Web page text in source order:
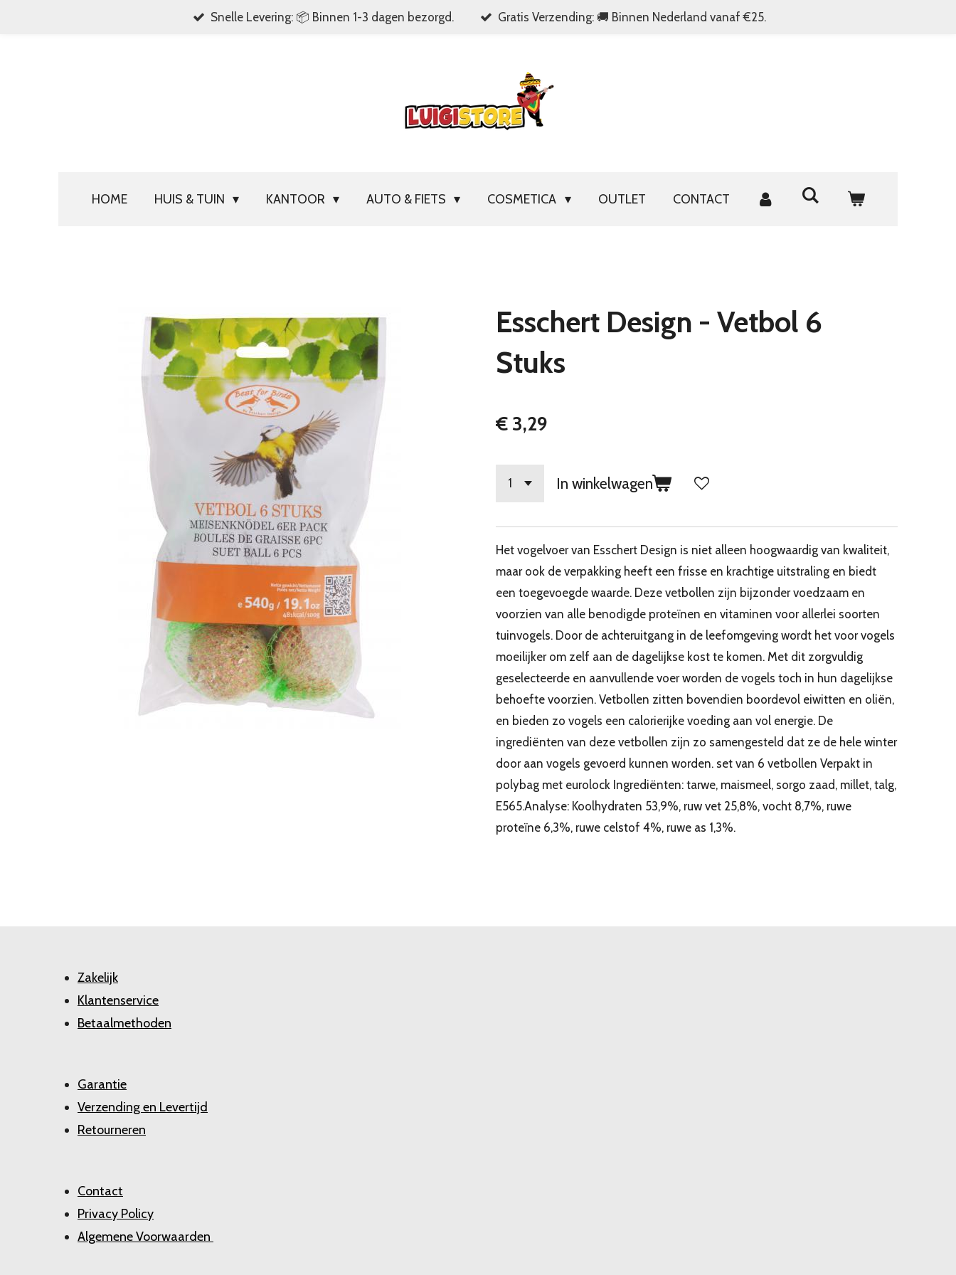
Snelle Levering: 📦 Binnen 1-3 dagen bezorgd. Gratis Verzending: 🚚 Binnen Nederland vanaf €25.
HOME HUIS & TUIN KANTOOR AUTO & FIETS COSMETICA OUTLET CONTACT
Esschert Design - Vetbol 6
Stuks
€ 3,29
In winkelwagen
Het vogelvoer van Esschert Design is niet alleen hoogwaardig van kwaliteit,
maar ook de verpakking heeft een frisse en krachtige uitstraling en biedt
een toegevoegde waarde. Deze vetbollen zijn bijzonder voedzaam en
voorzien van alle benodigde proteïnen en vitaminen voor allerlei soorten
tuinvogels. Door de achteruitgang in de leefomgeving wordt het voor vogels
moeilijker om zelf aan de dagelijkse kost te komen. Met dit zorgvuldig
geselecteerde en aanvullende voer worden de vogels toch in hun dagelijkse
behoefte voorzien. Vetbollen zitten bovendien boordevol eiwitten en oliën,
en bieden zo vogels een calorierijke voeding aan vol energie. De
ingrediënten van deze vetbollen zijn zo samengesteld dat ze de hele winter
door aan vogels gevoerd kunnen worden. set van 6 vetbollen Verpakt in
polybag met eurolock Ingrediënten: tarwe, maismeel, sorgo zaad, millet, talg,
E565.Analyse: Koolhydraten 53,9%, ruw vet 25,8%, vocht 8,7%, ruwe
proteïne 6,3%, ruwe celstof 4%, ruwe as 1,3%.
Zakelijk
Klantenservice
Betaalmethoden
Garantie
Verzending en Levertijd
Retourneren
Contact
Privacy Policy
Algemene Voorwaarden